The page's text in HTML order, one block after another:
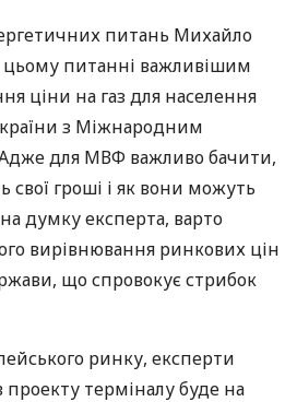
питань Михайло
цьому питанні важливішим
ціни на газ для населення
з Міжнародним
для МВФ важливо бачити,
гроші і як вони можуть
думку експерта, варто
вирівнювання ринкових цін
що спровокує стрибок
ринку, експерти
терміналу буде на